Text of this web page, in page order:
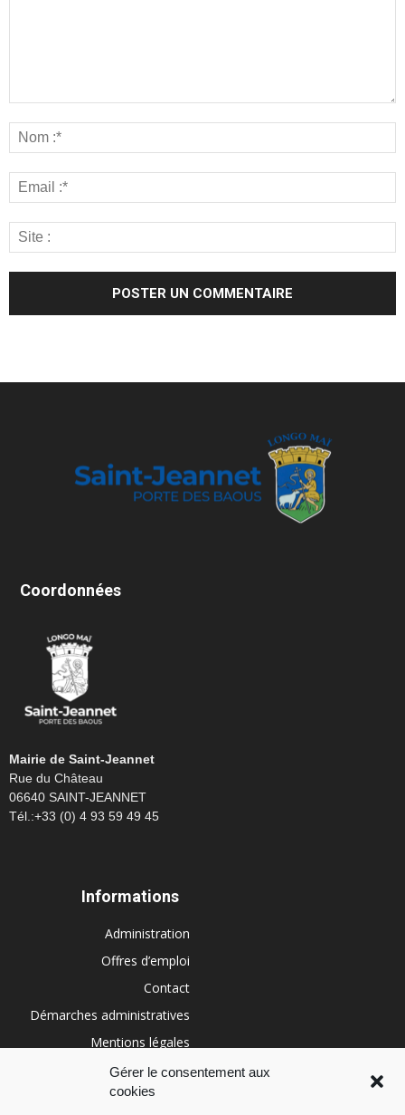
Gérer le consentement aux
cookies
Coordonnées
Mairie de Saint-Jeannet
Rue du Château
06640 SAINT-JEANNET
Tél.:+33 (0) 4 93 59 49 45
Informations
Administration
Offres d’emploi
Contact
Démarches administratives
Mentions légales
Conditions générales
Politique de cookies (UE)